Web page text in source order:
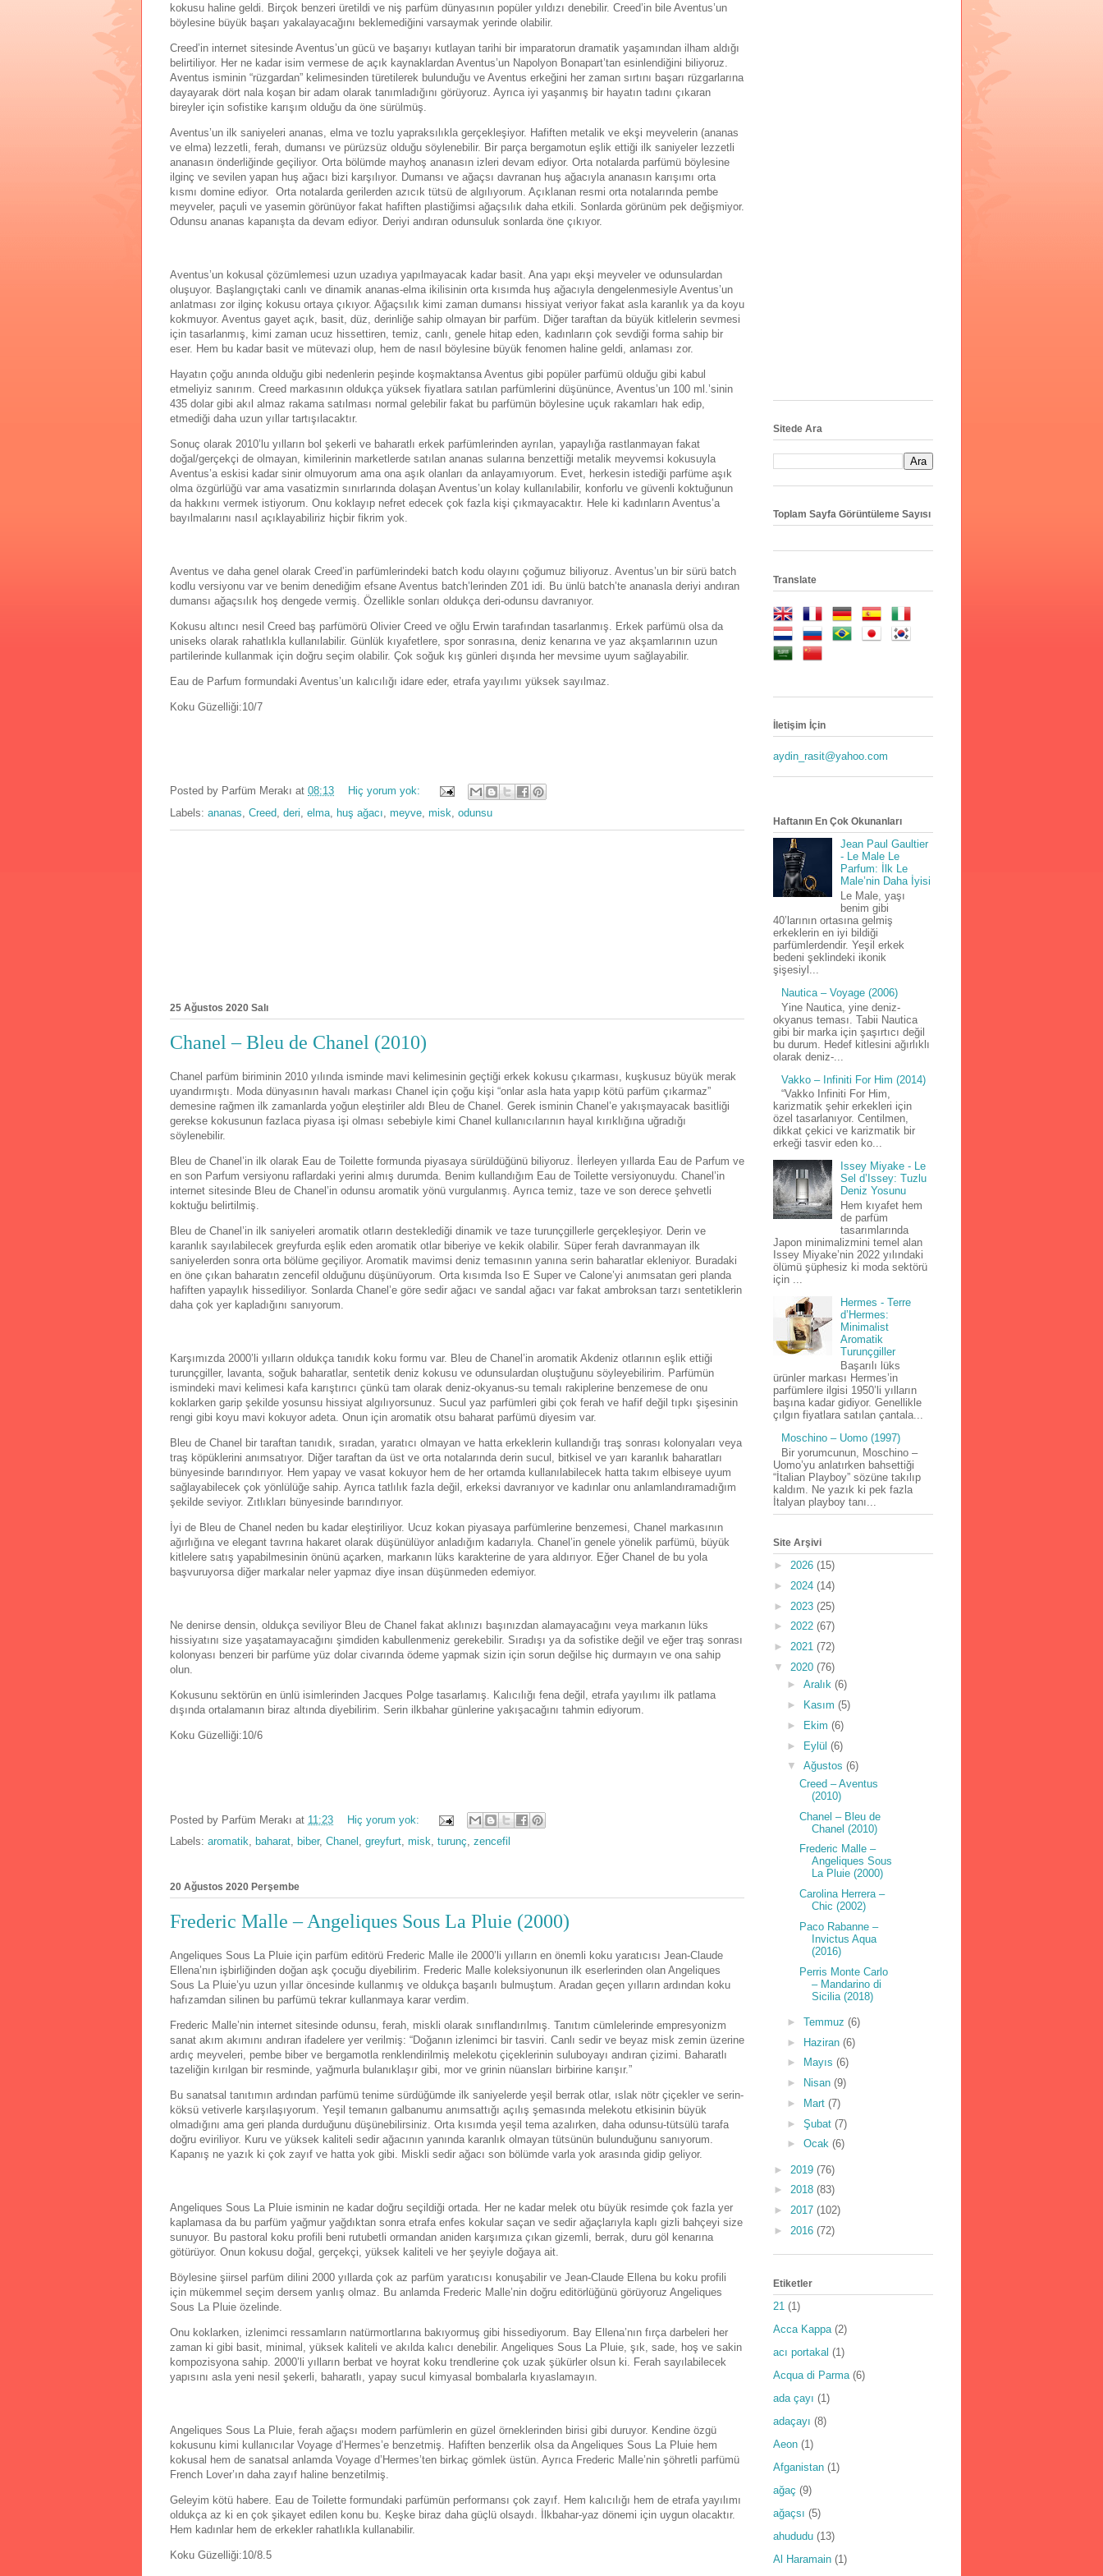
kokusu haline geldi. Birçok benzeri üretildi ve niş parfüm dünyasının popüler yıldızı denebilir. Creed’in bile Aventus’un
böylesine büyük başarı yakalayacağını beklemediğini varsaymak yerinde olabilir.
Creed’in internet sitesinde Aventus’un gücü ve başarıyı kutlayan tarihi bir imparatorun dramatik yaşamından ilham aldığı
belirtiliyor. Her ne kadar isim vermese de açık kaynaklardan Aventus’un Napolyon Bonapart’tan esinlendiğini biliyoruz.
Aventus isminin “rüzgardan” kelimesinden türetilerek bulunduğu ve Aventus erkeğini her zaman sırtını başarı rüzgarlarına
dayayarak dört nala koşan bir adam olarak tanımladığını görüyoruz. Ayrıca iyi yaşanmış bir hayatın tadını çıkaran
bireyler için sofistike karışım olduğu da öne sürülmüş.
Aventus’un ilk saniyeleri ananas, elma ve tozlu yapraksılıkla gerçekleşiyor. Hafiften metalik ve ekşi meyvelerin (ananas
ve elma) lezzetli, ferah, dumansı ve pürüzsüz olduğu söylenebilir. Bir parça bergamotun eşlik ettiği ilk saniyeler lezzetli
ananasın önderliğinde geçiliyor. Orta bölümde mayhoş ananasın izleri devam ediyor. Orta notalarda parfümü böylesine
ilginç ve sevilen yapan huş ağacı bizi karşılıyor. Dumansı ve ağaçsı davranan huş ağacıyla ananasın karışımı orta
kısmı domine ediyor. Orta notalarda gerilerden azıcık tütsü de algılıyorum. Açıklanan resmi orta notalarında pembe
meyveler, paçuli ve yasemin görünüyor fakat hafiften plastiğimsi ağaçsılık daha etkili. Sonlarda görünüm pek değişmiyor.
Odunsu ananas kapanışta da devam ediyor. Deriyi andıran odunsuluk sonlarda öne çıkıyor.
Aventus’un kokusal çözümlemesi uzun uzadıya yapılmayacak kadar basit. Ana yapı ekşi meyveler ve odunsulardan
oluşuyor. Başlangıçtaki canlı ve dinamik ananas-elma ikilisinin orta kısımda huş ağacıyla dengelenmesiyle Aventus’un
anlatması zor ilginç kokusu ortaya çıkıyor. Ağaçsılık kimi zaman dumansı hissiyat veriyor fakat asla karanlık ya da koyu
kokmuyor. Aventus gayet açık, basit, düz, derinliğe sahip olmayan bir parfüm. Diğer taraftan da büyük kitlelerin sevmesi
için tasarlanmış, kimi zaman ucuz hissettiren, temiz, canlı, genele hitap eden, kadınların çok sevdiği forma sahip bir
eser. Hem bu kadar basit ve mütevazi olup, hem de nasıl böylesine büyük fenomen haline geldi, anlaması zor.
Hayatın çoğu anında olduğu gibi nedenlerin peşinde koşmaktansa Aventus gibi popüler parfümü olduğu gibi kabul
etmeliyiz sanırım. Creed markasının oldukça yüksek fiyatlara satılan parfümlerini düşününce, Aventus’un 100 ml.’sinin
435 dolar gibi akıl almaz rakama satılması normal gelebilir fakat bu parfümün böylesine uçuk rakamları hak edip,
etmediği daha uzun yıllar tartışılacaktır.
Sonuç olarak 2010’lu yılların bol şekerli ve baharatlı erkek parfümlerinden ayrılan, yapaylığa rastlanmayan fakat
doğal/gerçekçi de olmayan, kimilerinin marketlerde satılan ananas sularına benzettiği metalik meyvemsi kokusuyla
Aventus’a eskisi kadar sinir olmuyorum ama ona aşık olanları da anlayamıyorum. Evet, herkesin istediği parfüme aşık
olma özgürlüğü var ama vasatizmin sınırlarında dolaşan Aventus’un kolay kullanılabilir, konforlu ve güvenli koktuğunun
da hakkını vermek istiyorum. Onu koklayıp nefret edecek çok fazla kişi çıkmayacaktır. Hele ki kadınların Aventus’a
bayılmalarını nasıl açıklayabiliriz hiçbir fikrim yok.
Aventus ve daha genel olarak Creed’in parfümlerindeki batch kodu olayını çoğumuz biliyoruz. Aventus’un bir sürü batch
kodlu versiyonu var ve benim denediğim efsane Aventus batch’lerinden Z01 idi. Bu ünlü batch’te ananasla deriyi andıran
dumansı ağaçsılık hoş dengede vermiş. Özellikle sonları oldukça deri-odunsu davranıyor.
Kokusu altıncı nesil Creed baş parfümörü Olivier Creed ve oğlu Erwin tarafından tasarlanmış. Erkek parfümü olsa da
uniseks olarak rahatlıkla kullanılabilir. Günlük kıyafetlere, spor sonrasına, deniz kenarına ve yaz akşamlarının uzun
partilerinde kullanmak için doğru seçim olabilir. Çok soğuk kış günleri dışında her mevsime uyum sağlayabilir.
Eau de Parfum formundaki Aventus’un kalıcılığı idare eder, etrafa yayılımı yüksek sayılmaz.
Koku Güzelliği:10/7
Posted by Parfüm Merakı at 08:13
Hiç yorum yok:
Labels: ananas Creed deri elma huş ağacı meyve misk odunsu
25 Ağustos 2020 Salı
Chanel – Bleu de Chanel (2010)
Chanel parfüm biriminin 2010 yılında isminde mavi kelimesinin geçtiği erkek kokusu çıkarması, kuşkusuz büyük merak
uyandırmıştı. Moda dünyasının havalı markası Chanel için çoğu kişi “onlar asla hata yapıp kötü parfüm çıkarmaz”
demesine rağmen ilk zamanlarda yoğun eleştiriler aldı Bleu de Chanel. Gerek isminin Chanel’e yakışmayacak basitliği
gerekse kokusunun fazlaca piyasa işi olması sebebiyle kimi Chanel kullanıcılarının hayal kırıklığına uğradığı
söylenebilir.
Bleu de Chanel’in ilk olarak Eau de Toilette formunda piyasaya sürüldüğünü biliyoruz. İlerleyen yıllarda Eau de Parfum ve
en son Parfum versiyonu raflardaki yerini almış durumda. Benim kullandığım Eau de Toilette versiyonuydu. Chanel’in
internet sitesinde Bleu de Chanel’in odunsu aromatik yönü vurgulanmış. Ayrıca temiz, taze ve son derece şehvetli
koktuğu belirtilmiş.
Bleu de Chanel’in ilk saniyeleri aromatik otların desteklediği dinamik ve taze turunçgillerle gerçekleşiyor. Derin ve
karanlık sayılabilecek greyfurda eşlik eden aromatik otlar biberiye ve kekik olabilir. Süper ferah davranmayan ilk
saniyelerden sonra orta bölüme geçiliyor. Aromatik mavimsi deniz temasının yanına serin baharatlar ekleniyor. Buradaki
en öne çıkan baharatın zencefil olduğunu düşünüyorum. Orta kısımda Iso E Super ve Calone’yi anımsatan geri planda
hafiften yapaylık hissediliyor. Sonlarda Chanel’e göre sedir ağacı ve sandal ağacı var fakat ambroksan tarzı sentetiklerin
daha çok yer kapladığını sanıyorum.
Karşımızda 2000’li yılların oldukça tanıdık koku formu var. Bleu de Chanel’in aromatik Akdeniz otlarının eşlik ettiği
turunçgiller, lavanta, soğuk baharatlar, sentetik deniz kokusu ve odunsulardan oluştuğunu söyleyebilirim. Parfümün
ismindeki mavi kelimesi kafa karıştırıcı çünkü tam olarak deniz-okyanus-su temalı rakiplerine benzemese de onu
koklarken garip şekilde yosunsu hissiyat algılıyorsunuz. Sucul yaz parfümleri gibi çok ferah ve hafif değil tıpkı şişesinin
rengi gibi koyu mavi kokuyor adeta. Onun için aromatik otsu baharat parfümü diyesim var.
Bleu de Chanel bir taraftan tanıdık, sıradan, yaratıcı olmayan ve hatta erkeklerin kullandığı traş sonrası kolonyaları veya
traş köpüklerini anımsatıyor. Diğer taraftan da üst ve orta notalarında derin sucul, bitkisel ve yarı karanlık baharatları
bünyesinde barındırıyor. Hem yapay ve vasat kokuyor hem de her ortamda kullanılabilecek hatta takım elbiseye uyum
sağlayabilecek çok yönlülüğe sahip. Ayrıca tatlılık fazla değil, erkeksi davranıyor ve kadınlar onu anlamlandıramadığım
şekilde seviyor. Zıtlıkları bünyesinde barındırıyor.
İyi de Bleu de Chanel neden bu kadar eleştiriliyor. Ucuz kokan piyasaya parfümlerine benzemesi, Chanel markasının
ağırlığına ve elegant tavrına hakaret olarak düşünülüyor anladığım kadarıyla. Chanel’in genele yönelik parfümü, büyük
kitlelere satış yapabilmesinin önünü açarken, markanın lüks karakterine de yara aldırıyor. Eğer Chanel de bu yola
başvuruyorsa diğer markalar neler yapmaz diye insan düşünmeden edemiyor.
Ne denirse densin, oldukça seviliyor Bleu de Chanel fakat aklınızı başınızdan alamayacağını veya markanın lüks
hissiyatını size yaşatamayacağını şimdiden kabullenmeniz gerekebilir. Sıradışı ya da sofistike değil ve eğer traş sonrası
kolonyası benzeri bir parfüme yüz dolar civarında ödeme yapmak sizin için sorun değilse hiç durmayın ve ona sahip
olun.
Kokusunu sektörün en ünlü isimlerinden Jacques Polge tasarlamış. Kalıcılığı fena değil, etrafa yayılımı ilk patlama
dışında ortalamanın biraz altında diyebilirim. Serin ilkbahar günlerine yakışacağını tahmin ediyorum.
Koku Güzelliği:10/6
Posted by Parfüm Merakı at 11:23
Hiç yorum yok:
Labels: aromatik, baharat, biber, Chanel , greyfurt, misk, turunç, zencefil
20 Ağustos 2020 Perşembe
Frederic Malle – Angeliques Sous La Pluie (2000)
Angeliques Sous La Pluie için parfüm editörü Frederic Malle ile 2000’li yılların en önemli koku yaratıcısı Jean-Claude
Ellena’nın işbirliğinden doğan aşk çocuğu diyebilirim. Frederic Malle koleksiyonunun ilk eserlerinden olan Angeliques
Sous La Pluie’yu uzun yıllar öncesinde kullanmış ve oldukça başarılı bulmuştum. Aradan geçen yılların ardından koku
hafızamdan silinen bu parfümü tekrar kullanmaya karar verdim.
Frederic Malle’nin internet sitesinde odunsu, ferah, miskli olarak sınıflandırılmış. Tanıtım cümlelerinde empresyonizm
sanat akım akımını andıran ifadelere yer verilmiş: “Doğanın izlenimci bir tasviri. Canlı sedir ve beyaz misk zemin üzerine
ardıç meyveleri, pembe biber ve bergamotla renklendirilmiş melekotu çiçeklerinin suluboyayı andıran çizimi. Baharatlı
tazeliğin kırılgan bir resminde, yağmurla bulanıklaşır gibi, mor ve grinin nüansları birbirine karışır.”
Bu sanatsal tanıtımın ardından parfümü tenime sürdüğümde ilk saniyelerde yeşil berrak otlar, ıslak nötr çiçekler ve serin-
köksü vetiverle karşılaşıyorum. Yeşil temanın galbanumu anımsattığı açılış şemasında melekotu etkisinin büyük
olmadığını ama geri planda durduğunu düşünebilirsiniz. Orta kısımda yeşil tema azalırken, daha odunsu-tütsülü tarafa
doğru eviriliyor. Kuru ve yüksek kaliteli sedir ağacının yanında karanlık olmayan tütsünün bulunduğunu sanıyorum.
Kapanış ne yazık ki çok zayıf ve hatta yok gibi. Miskli sedir ağacı son bölümde varla yok arasında gidip geliyor.
Angeliques Sous La Pluie isminin ne kadar doğru seçildiği ortada. Her ne kadar melek otu büyük resimde çok fazla yer
kaplamasa da bu parfüm yağmur yağdıktan sonra etrafa enfes kokular saçan ve sedir ağaçlarıyla kaplı gizli bahçeyi size
sunuyor. Bu pastoral koku profili beni rutubetli ormandan aniden karşımıza çıkan gizemli, berrak, duru göl kenarına
götürüyor. Onun kokusu doğal, gerçekçi, yüksek kaliteli ve her şeyiyle doğaya ait.
Böylesine şiirsel parfüm dilini 2000 yıllarda çok az parfüm yaratıcısı konuşabilir ve Jean-Claude Ellena bu koku profili
için mükemmel seçim dersem yanlış olmaz. Bu anlamda Frederic Malle’nin doğru editörlüğünü görüyoruz Angeliques
Sous La Pluie özelinde.
Onu koklarken, izlenimci ressamların natürmortlarına bakıyormuş gibi hissediyorum. Bay Ellena’nın fırça darbeleri her
zaman ki gibi basit, minimal, yüksek kaliteli ve akılda kalıcı denebilir. Angeliques Sous La Pluie, şık, sade, hoş ve sakin
kompozisyona sahip. 2000’li yılların berbat ve hoyrat koku trendlerine çok uzak şükürler olsun ki. Ferah sayılabilecek
yapısını asla yeni nesil şekerli, baharatlı, yapay sucul kimyasal bombalarla kıyaslamayın.
Angeliques Sous La Pluie, ferah ağaçsı modern parfümlerin en güzel örneklerinden birisi gibi duruyor. Kendine özgü
kokusunu kimi kullanıcılar Voyage d’Hermes’e benzetmiş. Hafiften benzerlik olsa da Angeliques Sous La Pluie hem
kokusal hem de sanatsal anlamda Voyage d’Hermes’ten birkaç gömlek üstün. Ayrıca Frederic Malle’nin şöhretli parfümü
French Lover’ın daha zayıf haline benzetilmiş.
Geleyim kötü habere. Eau de Toilette formundaki parfümün performansı çok zayıf. Hem kalıcılığı hem de etrafa yayılımı
oldukça az ki en çok şikayet edilen konu bu. Keşke biraz daha güçlü olsaydı. İlkbahar-yaz dönemi için uygun olacaktır.
Hem kadınlar hem de erkekler rahatlıkla kullanabilir.
Koku Güzelliği:10/8.5
Sitede Ara
Toplam Sayfa Görüntüleme Sayısı
Translate
İletişim İçin
aydin_rasit@yahoo.com
Haftanın En Çok Okunanları
Jean Paul Gaultier
- Le Male Le
Parfum: İlk Le
Male’nin Daha İyisi
Le Male, yaşı
benim gibi
40’larının ortasına gelmiş
erkeklerin en iyi bildiği
parfümlerdendir. Yeşil erkek
bedeni şeklindeki ikonik
şişesiyl...
Nautica – Voyage (2006)
Yine Nautica, yine deniz-
okyanus teması. Tabii Nautica
gibi bir marka için şaşırtıcı değil
bu durum. Hedef kitlesini ağırlıklı
olarak deniz-...
Vakko – Infiniti For Him (2014)
“Vakko Infiniti For Him,
karizmatik şehir erkekleri için
özel tasarlanıyor. Centilmen,
dikkat çekici ve karizmatik bir
erkeği tasvir eden ko...
Issey Miyake - Le
Sel d’Issey: Tuzlu
Deniz Yosunu
Hem kıyafet hem
de parfüm
tasarımlarında
Japon minimalizmini temel alan
Issey Miyake’nin 2022 yılındaki
ölümü şüphesiz ki moda sektörü
için ...
Hermes - Terre
d’Hermes:
Minimalist
Aromatik
Turunçgiller
Başarılı lüks
ürünler markası Hermes’in
parfümlere ilgisi 1950’li yılların
başına kadar gidiyor. Genellikle
çılgın fiyatlara satılan çantala...
Moschino – Uomo (1997)
Bir yorumcunun, Moschino –
Uomo’yu anlatırken bahsettiği
“İtalian Playboy” sözüne takılıp
kaldım. Ne yazık ki pek fazla
İtalyan playboy tanı...
Site Arşivi
► 2026 (15)
► 2024 (14)
► 2023 (25)
► 2022 (67)
► 2021 (72)
▼ 2020 (76)
► Aralık (6)
►
Kasım (5)
►
Ekim (6)
► Eylül (6)
▼ Ağustos (6)
Creed – Aventus
(2010)
Chanel – Bleu de
Chanel (2010)
Frederic Malle –
Angeliques Sous
La Pluie (2000)
Carolina Herrera –
Chic (2002)
Paco Rabanne –
Invictus Aqua
(2016)
Perris Monte Carlo
– Mandarino di
Sicilia (2018)
► Temmuz (6)
► Haziran (6)
►
Mayıs (6)
►
Nisan (9)
►
Mart (7)
► Şubat (7)
► Ocak (6)
► 2019 (76)
► 2018 (83)
► 2017 (102)
► 2016 (72)
Etiketler
21 (1)
Acca Kappa (2)
acı portakal (1)
Acqua di Parma (6)
ada çayı (1)
adaçayı (8)
Aeon (1)
Afganistan (1)
ağaç (9)
ağaçsı (5)
ahududu (13)
Al Haramain (1)